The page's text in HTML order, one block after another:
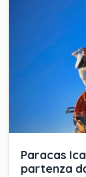
Paracas
partenza